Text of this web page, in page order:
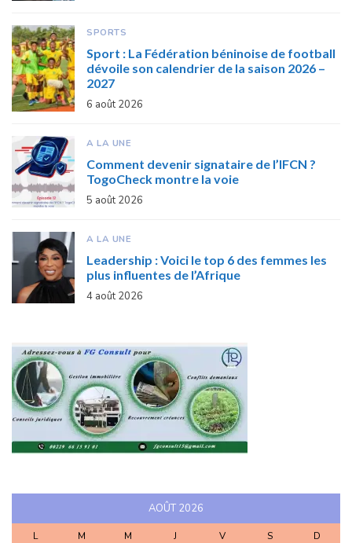
SPORTS
Sport : La Fédération béninoise de football
dévoile son calendrier de la saison 2026 –
2027
6 août 2026
A LA UNE
Comment devenir signataire de l’IFCN ?
TogoCheck montre la voie
5 août 2026
A LA UNE
Leadership : Voici le top 6 des femmes les
plus influentes de l’Afrique
4 août 2026
AOÛT 2026
L M M J V S D